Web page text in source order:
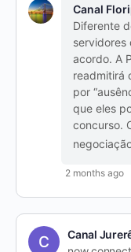
Canal
Diferente
servidores
acordo. A
readmitirá
por
que eles
concurso.
2 months ago
Canal